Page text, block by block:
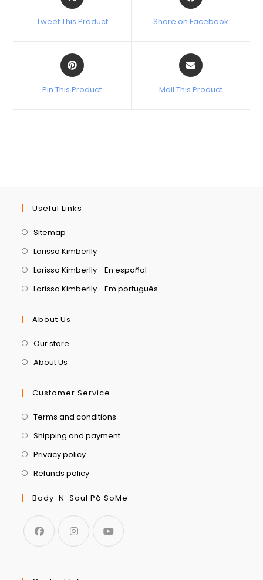
Tweet This Product Share on Facebook
Pin This Product Mail This Product
Useful Links
Sitemap
Larissa Kimberlly
Larissa Kimberlly - En español
Larissa Kimberlly - Em português
About Us
Our store
About Us
Customer Service
Terms and conditions
Shipping and payment
Privacy policy
Refunds policy
Body-N-Soul På SoMe